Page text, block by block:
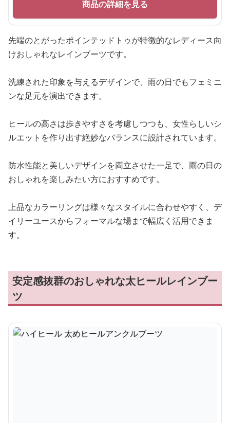
商品の詳細を見る
先端のとがったポインテッドトゥが特徴的なレディース向
けおしゃれなレインブーツです。
洗練された印象を与えるデザインで、雨の日でもフェミニ
ンな足元を演出できます。
ヒールの高さは歩きやすさを考慮しつつも、女性らしいシ
ルエットを作り出す絶妙なバランスに設計されています。
防水性能と美しいデザインを両立させた一足で、雨の日の
おしゃれを楽しみたい方におすすめです。
上品なカラーリングは様々なスタイルに合わせやすく、デ
イリーユースからフォーマルな場まで幅広く活用できま
す。
安定感抜群のおしゃれな太ヒールレインブー
ツ